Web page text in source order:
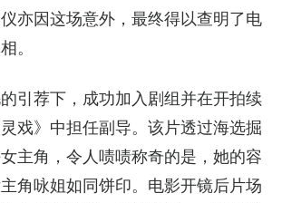
亦因这场意外，最终得以查明了电
。
引荐下，成功加入剧组并在开拍续
戏》中担任副导。该片透过海选掘
主角，令人啧啧称奇的是，她的容
角咏姐如同饼印。电影开镜后片场